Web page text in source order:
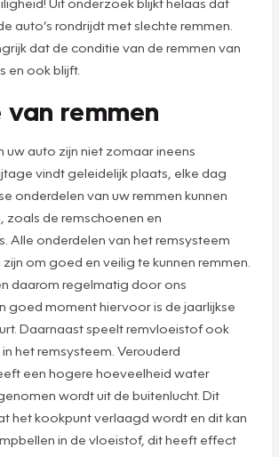
auto’s rondrijdt met slechte remmen.
dat de conditie van de remmen van
en ook blijft.
remmen
uw auto zijn niet zomaar ineens
vindt geleidelijk plaats, elke dag
onderdelen van uw remmen kunnen
zoals de remschoenen en
Alle onderdelen van het remsysteem
om goed en veilig te kunnen remmen.
daarom regelmatig door ons
goed moment hiervoor is de jaarlijkse
Daarnaast speelt remvloeistof ook
het remsysteem. Verouderd
een hogere hoeveelheid water
wordt uit de buitenlucht. Dit
het kookpunt verlaagd wordt en dit kan
in de vloeistof, dit heeft effect